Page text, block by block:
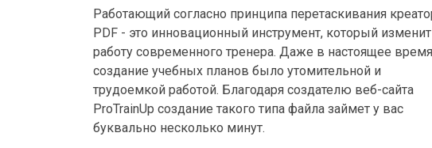
Работающий согласно принципа перетаскивания
PDF - это инновационный инструмент, который изменит
работу современного тренера. Даже в настоящее время
создание учебных планов было утомительной и
трудоемкой работой. Благодаря создателю веб-сайта
ProTrainUp создание такого типа файла займет у вас
буквально несколько минут.